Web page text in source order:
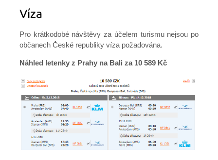
Víza
Pro krátkodobé návštěvy za účelem turismu nejsou po
občanech České republiky víza požadována.
Náhled letenky z Prahy na Bali za 10 589 Kč